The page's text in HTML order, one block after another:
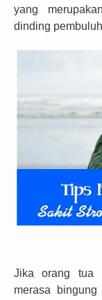
yang
dinding
Jika orang tua
merasa bingung